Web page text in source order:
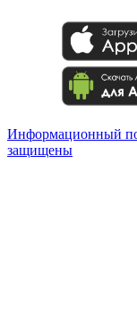
Информационный
защищены